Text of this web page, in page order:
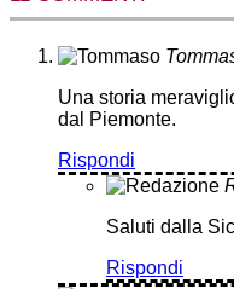
Una storia
dal Piemonte.
Rispondi
Saluti dalla
Rispondi